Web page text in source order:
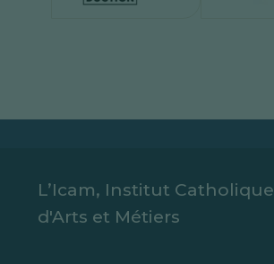
L’Icam, Institut Catholique
d'Arts et Métiers